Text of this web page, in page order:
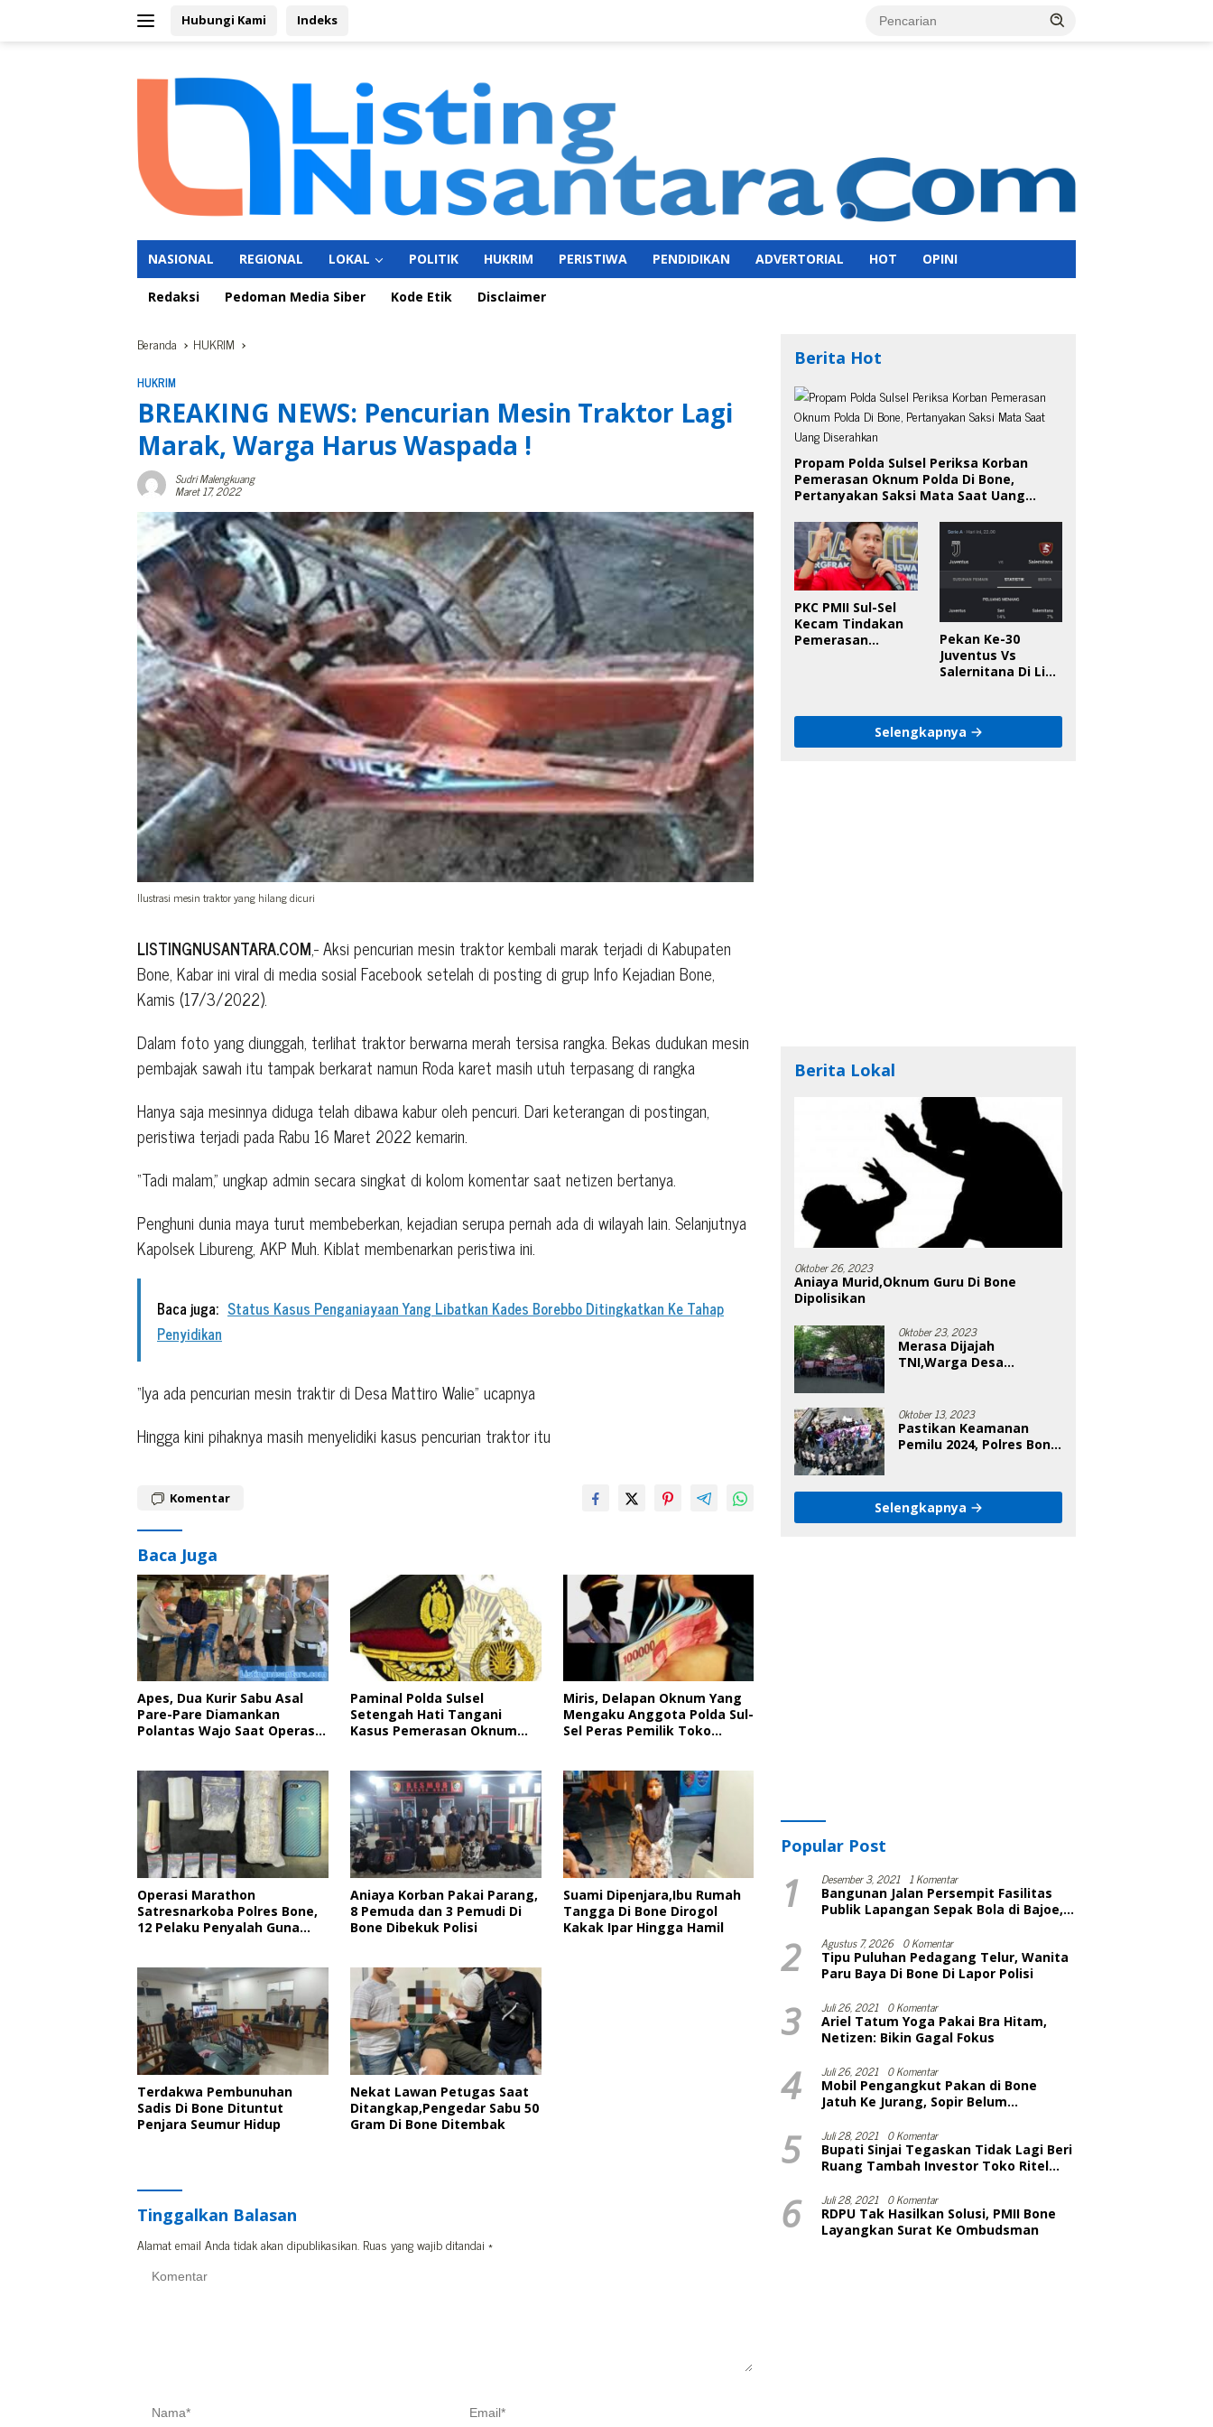
Hubungi Kami Indeks
NASIONAL REGIONAL LOKAL POLITIK HUKRIM PERISTIWA PENDIDIKAN ADVERTORIAL HOT OPINI
Redaksi Pedoman Media Siber Kode Etik Disclaimer
Beranda HUKRIM
HUKRIM
BREAKING NEWS: Pencurian Mesin Traktor Lagi
Marak, Warga Harus Waspada !
Sudri Malengkuang
Maret 17, 2022
Ilustrasi mesin traktor yang hilang dicuri
LISTINGNUSANTARA.COM,- Aksi pencurian mesin traktor kembali marak terjadi di Kabupaten
Bone, Kabar ini viral di media sosial Facebook setelah di posting di grup Info Kejadian Bone,
Kamis (17/3/2022).
Dalam foto yang diunggah, terlihat traktor berwarna merah tersisa rangka. Bekas dudukan mesin
pembajak sawah itu tampak berkarat namun Roda karet masih utuh terpasang di rangka
Hanya saja mesinnya diduga telah dibawa kabur oleh pencuri. Dari keterangan di postingan,
peristiwa terjadi pada Rabu 16 Maret 2022 kemarin.
“Tadi malam,” ungkap admin secara singkat di kolom komentar saat netizen bertanya.
Penghuni dunia maya turut membeberkan, kejadian serupa pernah ada di wilayah lain. Selanjutnya
Kapolsek Libureng, AKP Muh. Kiblat membenarkan peristiwa ini.
Baca juga: Status Kasus Penganiayaan Yang Libatkan Kades Borebbo Ditingkatkan Ke Tahap
Penyidikan
“Iya ada pencurian mesin traktir di Desa Mattiro Walie” ucapnya
Hingga kini pihaknya masih menyelidiki kasus pencurian traktor itu
Komentar
Baca Juga
Apes, Dua Kurir Sabu Asal
Pare-Pare Diamankan
Polantas Wajo Saat Operasi
Paminal Polda Sulsel
Setengah Hati Tangani
Kasus Pemerasan Oknum
Miris, Delapan Oknum Yang
Mengaku Anggota Polda Sul-
Sel Peras Pemilik Toko
Operasi Marathon
Satresnarkoba Polres Bone,
12 Pelaku Penyalah Guna
Aniaya Korban Pakai Parang,
8 Pemuda dan 3 Pemudi Di
Bone Dibekuk Polisi
Suami Dipenjara,Ibu Rumah
Tangga Di Bone Dirogol
Kakak Ipar Hingga Hamil
Terdakwa Pembunuhan
Sadis Di Bone Dituntut
Penjara Seumur Hidup
Nekat Lawan Petugas Saat
Ditangkap,Pengedar Sabu 50
Gram Di Bone Ditembak
Tinggalkan Balasan
Alamat email Anda tidak akan dipublikasikan. Ruas yang wajib ditandai *
Berita Hot
Propam Polda Sulsel Periksa Korban
Pemerasan Oknum Polda Di Bone,
Pertanyakan Saksi Mata Saat Uang
PKC PMII Sul-Sel
Kecam Tindakan
Pemerasan
Pekan Ke-30
Juventus Vs
Salernitana Di Liga
Selengkapnya
Berita Lokal
Oktober 26, 2023
Aniaya Murid,Oknum Guru Di Bone
Dipolisikan
Oktober 23, 2023
Merasa Dijajah
TNI,Warga Desa
Oktober 13, 2023
Pastikan Keamanan
Pemilu 2024, Polres Bone
Selengkapnya
Popular Post
1 Desember 3, 2021 1 Komentar
Bangunan Jalan Persempit Fasilitas
Publik Lapangan Sepak Bola di Bajoe,
Selesai
2 Agustus 7, 2026 0 Komentar
Tipu Puluhan Pedagang Telur, Wanita
Paru Baya Di Bone Di Lapor Polisi
3 Juli 26, 2021 0 Komentar
Ariel Tatum Yoga Pakai Bra Hitam,
Netizen: Bikin Gagal Fokus
4 Juli 26, 2021 0 Komentar
Mobil Pengangkut Pakan di Bone
Jatuh Ke Jurang, Sopir Belum
5 Juli 28, 2021 0 Komentar
Bupati Sinjai Tegaskan Tidak Lagi Beri
Ruang Tambah Investor Toko Ritel
6 Juli 28, 2021 0 Komentar
RDPU Tak Hasilkan Solusi, PMII Bone
Layangkan Surat Ke Ombudsman